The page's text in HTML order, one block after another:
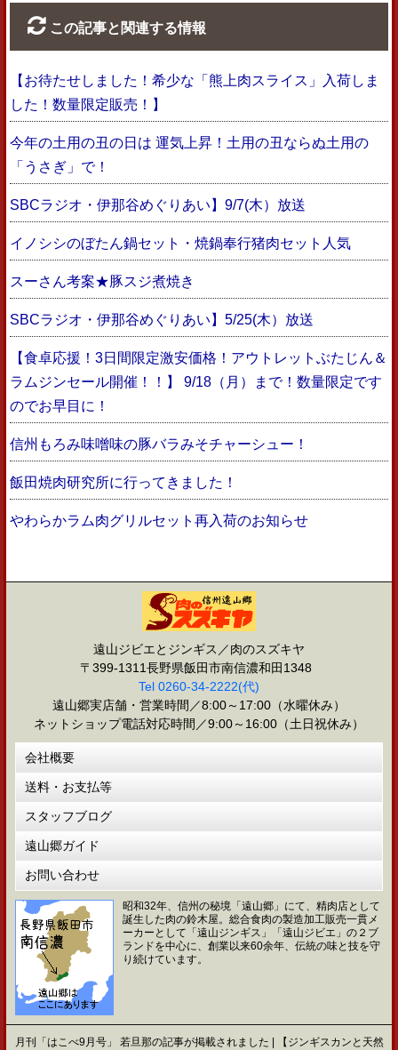
この記事と関連する情報
【お待たせしました！希少な「熊上肉スライス」入荷しま
した！数量限定販売！】
今年の土用の丑の日は 運気上昇！土用の丑ならぬ土用の
「うさぎ」で！
SBCラジオ・伊那谷めぐりあい】9/7(木）放送
イノシシのぼたん鍋セット・焼鍋奉行猪肉セット人気
スーさん考案★豚スジ煮焼き
SBCラジオ・伊那谷めぐりあい】5/25(木）放送
【食卓応援！3日間限定激安価格！アウトレットぶたじん＆
ラムジンセール開催！！】 9/18（月）まで！数量限定です
のでお早目に！
信州もろみ味噌味の豚バラみそチャーシュー！
飯田焼肉研究所に行ってきました！
やわらかラム肉グリルセット再入荷のお知らせ
遠山ジビエとジンギス／肉のスズキヤ
〒399-1311長野県飯田市南信濃和田1348
Tel 0260-34-2222(代)
遠山郷実店舗・営業時間／8:00～17:00（水曜休み）
ネットショップ電話対応時間／9:00～16:00（土日祝休み）
会社概要
送料・お支払等
スタッフブログ
遠山郷ガイド
お問い合わせ
昭和32年、信州の秘境「遠山郷」にて、精肉店として
誕生した肉の鈴木屋。総合食肉の製造加工販売一貫メ
ーカーとして「遠山ジンギス」「遠山ジビエ」の２ブ
ランドを中心に、創業以来60余年、伝統の味と技を守
り続けています。
月刊「はこべ9月号」 若旦那の記事が掲載されました | 【ジンギスカンと天然